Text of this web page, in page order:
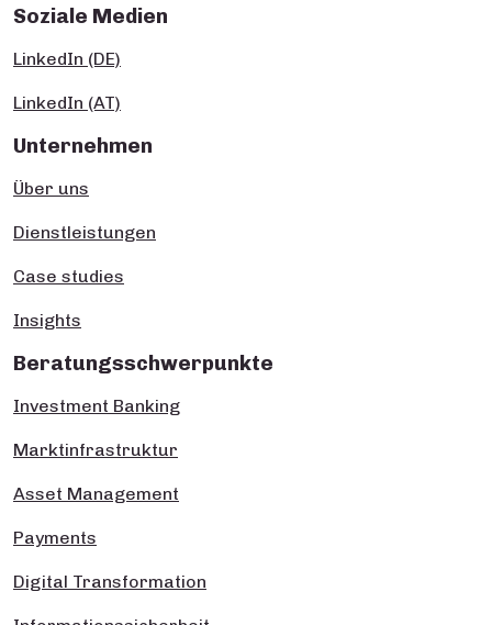
Soziale Medien
LinkedIn (DE)
LinkedIn (AT)
Unternehmen
Über uns
Dienstleistungen
Case studies
Insights
Beratungsschwerpunkte
Investment Banking
Marktinfrastruktur
Asset Management
Payments
Digital Transformation